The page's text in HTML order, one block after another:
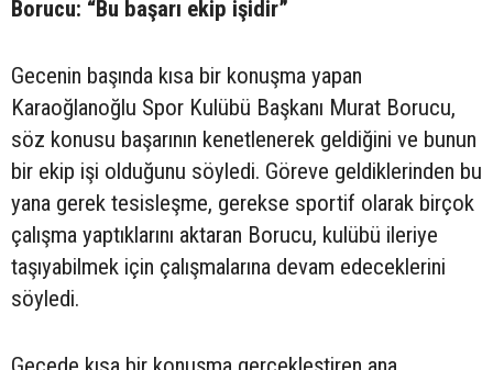
Borucu: “Bu başarı ekip işidir”
Gecenin başında kısa bir konuşma yapan
Karaoğlanoğlu Spor Kulübü Başkanı Murat Borucu,
söz konusu başarının kenetlenerek geldiğini ve bunun
bir ekip işi olduğunu söyledi. Göreve geldiklerinden bu
yana gerek tesisleşme, gerekse sportif olarak birçok
çalışma yaptıklarını aktaran Borucu, kulübü ileriye
taşıyabilmek için çalışmalarına devam edeceklerini
söyledi.